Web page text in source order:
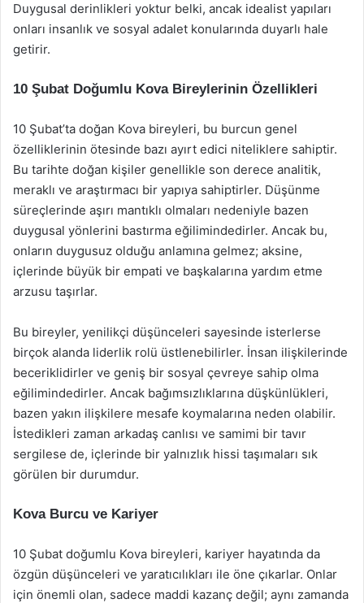
Duygusal derinlikleri yoktur belki, ancak idealist yapıları
onları insanlık ve sosyal adalet konularında duyarlı hale
getirir.
10 Şubat Doğumlu Kova Bireylerinin Özellikleri
10 Şubat’ta doğan Kova bireyleri, bu burcun genel
özelliklerinin ötesinde bazı ayırt edici niteliklere sahiptir.
Bu tarihte doğan kişiler genellikle son derece analitik,
meraklı ve araştırmacı bir yapıya sahiptirler. Düşünme
süreçlerinde aşırı mantıklı olmaları nedeniyle bazen
duygusal yönlerini bastırma eğilimindedirler. Ancak bu,
onların duygusuz olduğu anlamına gelmez; aksine,
içlerinde büyük bir empati ve başkalarına yardım etme
arzusu taşırlar.
Bu bireyler, yenilikçi düşünceleri sayesinde isterlerse
birçok alanda liderlik rolü üstlenebilirler. İnsan ilişkilerinde
beceriklidirler ve geniş bir sosyal çevreye sahip olma
eğilimindedirler. Ancak bağımsızlıklarına düşkünlükleri,
bazen yakın ilişkilere mesafe koymalarına neden olabilir.
İstedikleri zaman arkadaş canlısı ve samimi bir tavır
sergilese de, içlerinde bir yalnızlık hissi taşımaları sık
görülen bir durumdur.
Kova Burcu ve Kariyer
10 Şubat doğumlu Kova bireyleri, kariyer hayatında da
özgün düşünceleri ve yaratıcılıkları ile öne çıkarlar. Onlar
için önemli olan, sadece maddi kazanç değil; aynı zamanda